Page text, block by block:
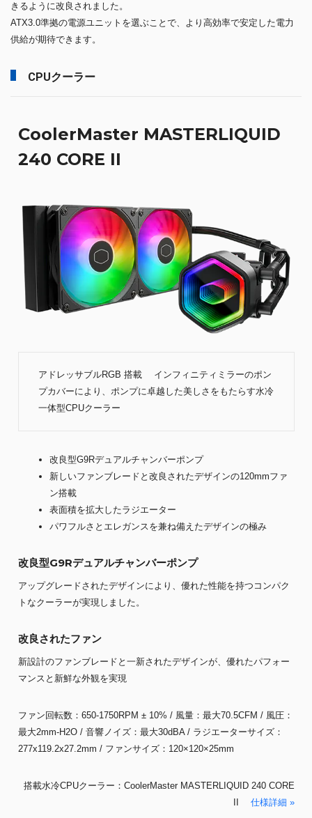
きるように改良されました。
ATX3.0準拠の電源ユニットを選ぶことで、より高効率で安定した電力
供給が期待できます。
CPUクーラー
CoolerMaster MASTERLIQUID
240 CORE II
アドレッサブルRGB 搭載 インフィニティミラーのポン
プカバーにより、ポンプに卓越した美しさをもたらす水冷
一体型CPUクーラー
改良型G9Rデュアルチャンバーポンプ
新しいファンブレードと改良されたデザインの120mmファ
ン搭載
表面積を拡大したラジエーター
パワフルさとエレガンスを兼ね備えたデザインの極み
改良型G9Rデュアルチャンバーポンプ
アップグレードされたデザインにより、優れた性能を持つコンパク
トなクーラーが実現しました。
改良されたファン
新設計のファンブレードと一新されたデザインが、優れたパフォー
マンスと新鮮な外観を実現
ファン回転数：650-1750RPM ± 10% / 風量：最大70.5CFM / 風圧：
最大2mm-H2O / 音響ノイズ：最大30dBA / ラジエーターサイズ：
277x119.2x27.2mm / ファンサイズ：120×120×25mm
搭載水冷CPUクーラー：CoolerMaster MASTERLIQUID 240 CORE
仕様詳細 »